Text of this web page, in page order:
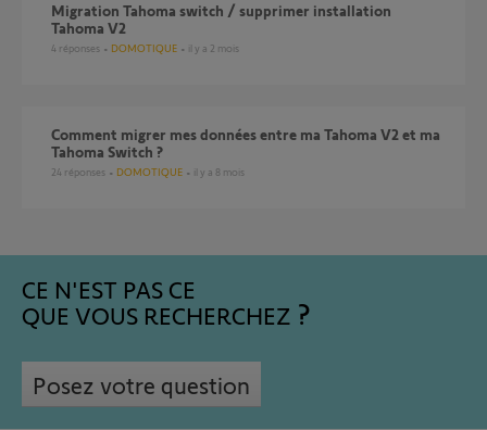
Migration Tahoma switch / supprimer installation
Tahoma V2
4 réponses DOMOTIQUE il y a 2 mois
Comment migrer mes données entre ma Tahoma V2 et ma
Tahoma Switch ?
24 réponses DOMOTIQUE il y a 8 mois
CE N'EST PAS CE
QUE VOUS RECHERCHEZ
Posez votre question